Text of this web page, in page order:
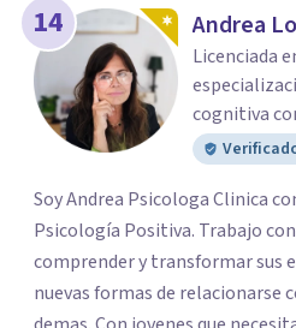
14 Andrea
Licenciada
cognitiva
Soy Andrea Psicologa Clinica
Psicología Positiva. Trabajo
comprender y transformar sus
nuevas formas de relacionarse